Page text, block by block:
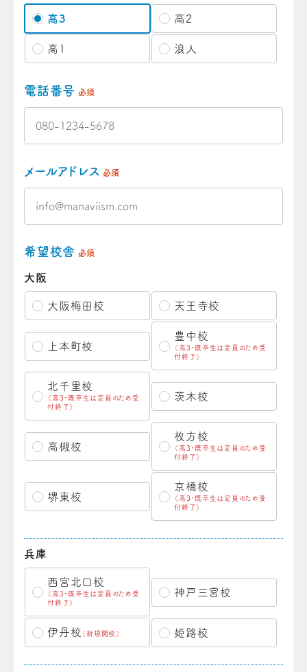
高3 高2
高1 浪人
電話番号 必須
メールアドレス 必須
希望校舎 必須
大阪
大阪梅田校 天王寺校
上本町校
豊中校
（高3・既卒生は定員のため受
付終了）
北千里校
（高3・既卒生は定員のため受
付終了）
茨木校
高槻校
枚方校
（高3・既卒生は定員のため受
付終了）
堺東校
京橋校
（高3・既卒生は定員のため受
付終了）
兵庫
西宮北口校
（高3・既卒生は定員のため受
付終了）
神戸三宮校
伊丹校 （新規開校） 姫路校